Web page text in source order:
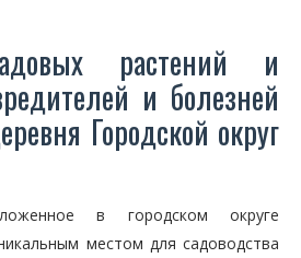
растений и
и болезней
Городской округ
в городском округе
местом для садоводства